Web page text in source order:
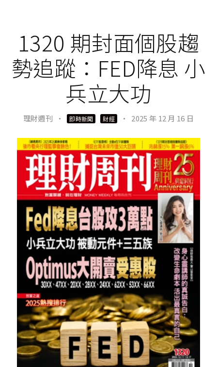
1320 期封面個股趨
勢追蹤：FED降息 小
兵立大功
理財週刊 · 即時新聞 財經 · 2025 年 12 月 16 日